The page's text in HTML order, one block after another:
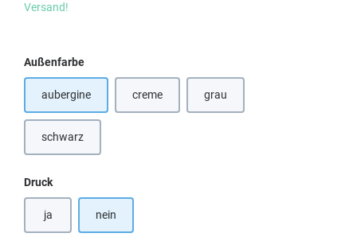
Versand!
Außenfarbeauswählen
aubergine creme(Diese Option ist zurzeit nicht verfügbar.)
grau(Diese Option ist zurzeit nicht
schwarz(Diese Option ist zurzeit nicht verfügbar.)
Druckauswählen
ja nein